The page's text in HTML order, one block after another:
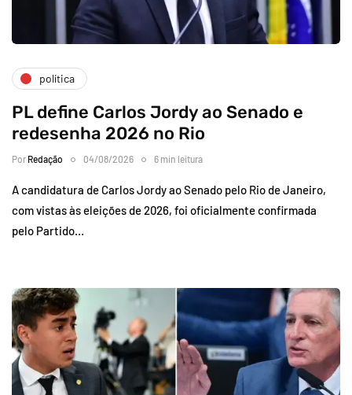
política
PL define Carlos Jordy ao Senado e
redesenha 2026 no Rio
Por Redação 04/08/2026 6 min leitura
A candidatura de Carlos Jordy ao Senado pelo Rio de Janeiro,
com vistas às eleições de 2026, foi oficialmente confirmada
pelo Partido…